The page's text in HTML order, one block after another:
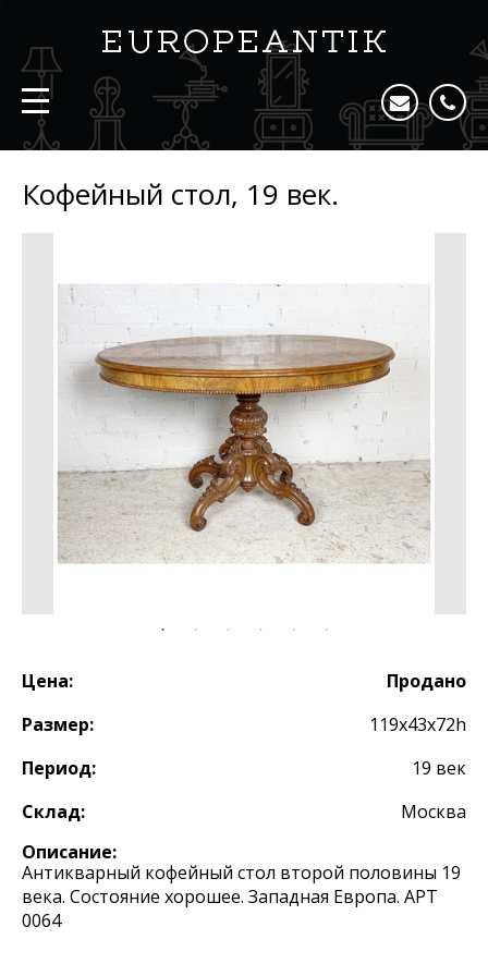
Кофейный стол, 19 век.
Цена:
Продано
Размер:
119х43х72h
Период:
19 век
Склад:
Москва
Описание:
Антикварный кофейный стол второй половины 19
века. Состояние хорошее. Западная Европа. АРТ
0064